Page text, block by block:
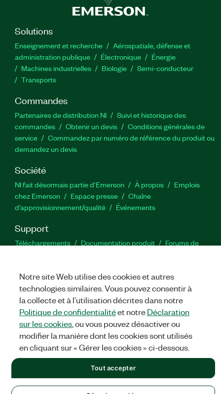
Solutions
Enseignement et recherche
Aérospatiale, défense et
administration publique
Électronique
Énergie​
Machines industrielles
Biologie
Semi-conducteur
Transports
Commandes
Partenaires de distribution NI
Suivi et historique des
commandes
Obtenir un devis
Conditions générales de
service
Commandez par numéro de référence du produit ou
demandez un devis
Société
NI fait désormais partie d'Emerson À propos
Emplois
chez Emerson
Espace presse
Chaîne
d’approvisionnement/qualité
Événements
Support
Téléchargements Documentation produit
Forums de
TwitterYouTube
MENTIONS LÉGALES
les cookies
©NATIONAL INSTRUMENTS CORP. TOUS DROITS RÉSERVÉS.
Notre site Web utilise des cookies et autres
technologies similaires. Vous pouvez consentir à
la collecte et à l’utilisation décrites dans notre
Politique de confidentialitéet notreDéclaration
sur les cookies, ou vous pouvez désactiver ou
modifier la manière dont les cookies sont utilisés
en cliquant sur « Gérer les cookies » ci-dessous.
Tout accepter